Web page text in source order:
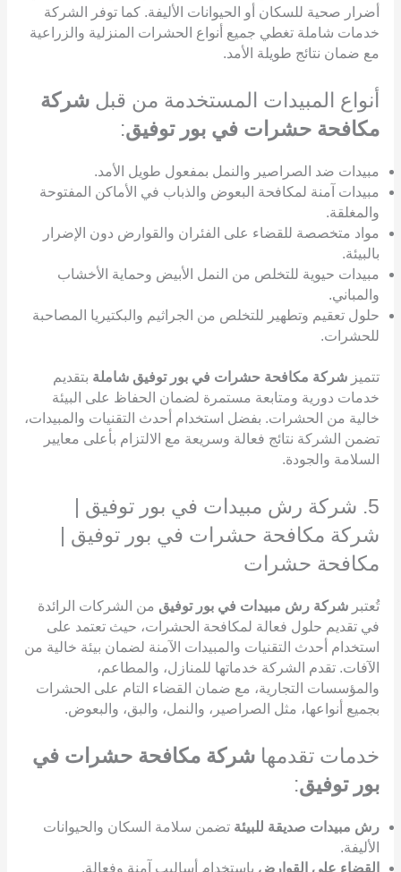
أضرار صحية للسكان أو الحيوانات الأليفة. كما توفر الشركة
خدمات شاملة تغطي جميع أنواع الحشرات المنزلية والزراعية
مع ضمان نتائج طويلة الأمد.
أنواع المبيدات المستخدمة من قبل شركة
مكافحة حشرات في بور توفيق:
مبيدات ضد الصراصير والنمل بمفعول طويل الأمد.
مبيدات آمنة لمكافحة البعوض والذباب في الأماكن المفتوحة
والمغلقة.
مواد متخصصة للقضاء على الفئران والقوارض دون الإضرار
بالبيئة.
مبيدات حيوية للتخلص من النمل الأبيض وحماية الأخشاب
والمباني.
حلول تعقيم وتطهير للتخلص من الجراثيم والبكتيريا المصاحبة
للحشرات.
تتميز شركة مكافحة حشرات في بور توفيق شاملة بتقديم
خدمات دورية ومتابعة مستمرة لضمان الحفاظ على البيئة
خالية من الحشرات. بفضل استخدام أحدث التقنيات والمبيدات،
تضمن الشركة نتائج فعالة وسريعة مع الالتزام بأعلى معايير
السلامة والجودة.
5. شركة رش مبيدات في بور توفيق |
شركة مكافحة حشرات في بور توفيق |
مكافحة حشرات
تُعتبر شركة رش مبيدات في بور توفيق من الشركات الرائدة
في تقديم حلول فعالة لمكافحة الحشرات، حيث تعتمد على
استخدام أحدث التقنيات والمبيدات الآمنة لضمان بيئة خالية من
الآفات. تقدم الشركة خدماتها للمنازل، والمطاعم،
والمؤسسات التجارية، مع ضمان القضاء التام على الحشرات
بجميع أنواعها، مثل الصراصير، والنمل، والبق، والبعوض.
خدمات تقدمها شركة مكافحة حشرات في
بور توفيق:
رش مبيدات صديقة للبيئة تضمن سلامة السكان والحيوانات
الأليفة.
القضاء على القوارض باستخدام أساليب آمنة وفعالة.